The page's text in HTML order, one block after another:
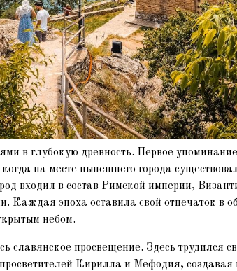
в глубокую древность. Первое
на месте нынешнего города
входил в состав Римской империи,
Каждая эпоха оставила свой отпечаток в
небом.
славянское просвещение. Здесь трудился
Кирилла и Мефодия, создавая